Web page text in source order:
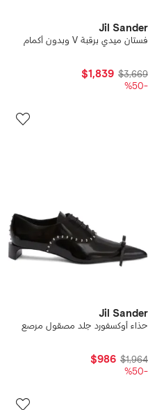
Jil Sander
فستان ميدي برقبة V وبدون أكمام
$3,669
$1,839
-%50
Jil Sander
حذاء أوكسفورد جلد مصقول مرصع
$1,964
$986
-%50